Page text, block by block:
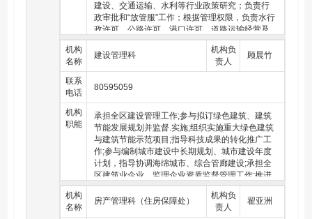
（二十二）负责节约用水工作。拟订全区节约用水政策，
组织编制节约用水规划、拟订相关标准并监督实施。组织
实施用水总量控制等管理制度，指导和推动全区节水型社
会建设工作。
（二十三）指导全区蓝藻打捞处理与湖泛防控工作。编制
太湖蓝藻打捞与处置规划并监督实施，组织实施蓝藻水
华、湖泛巡查监测、控制与应急处置相关工作。
（二十四）负责拟订水利固定资产投资计划和资金监督管
理，负责提出区级水利固定资产投资规模、方向、具体安
排建议并组织指导实施。按区政府规定权限审批、核准规
划内和年度计划规模内固定资产投资项目。提出区级水利
资金安排建议并负责项目实施的监督管理。
（二十五）组织实施重点水利工程建设和质量监督，组织
指导水利基础设施网络建设，组织实施具有控制性的和跨
区域跨流域的重要水利工程建设，督促指导地方配套工程
建设。指导水利建设市场的监督管理。编制、审查重点水
建设、交通运输、水利等行业政策研究；负责行
政审批和“放管服”工作；根据管理权限，负责水行
政许可、公路许可，港口许可，道路运输经营及
道路运输相关业务许可工作；指导落实行政权力
网上运行；负责城建规费及相关费用的收缴；负
责住建、交通、水利、人防、排水、瓶装液化气
作；指导、协调行政执法工作，负责行政执法证
件管理、行政执法监督和执法队伍建设工作；负
责政府信息公开申请答复工作；负责规范性文件
合法性审查工作；负责住房和城乡建设、交通运
输、水利等行业“双随机”监管及社会信用体系建设
工作；负责各类档案的管理工作。
机构
名称
建设管理科
机构负
责人
顾晨竹
联系
电话
80595059
机构
职能
承担全区建设管理工作;参与拟订绿色建筑、建筑
节能发展规划并监督.实施;组织实施重大绿色建筑
与建筑节能示范项目;指导科技成果的转化推广工
作;参与编制城市建设中长期规划、城市建设年度
计划，指导协调海绵城市、综合管廊建设;承担全
区建筑业企业、监理企业资质监督管理工作;推进
建筑产业现代化发展;承担建筑业统计工作;组织建
筑业企业信用评价工作;指导建筑工程质量监督、
安全监督工作;负责全区建筑业企业安全生产许可
机构
名称
房产管理科（住房保障处）
机构负
责人
翟亚洲